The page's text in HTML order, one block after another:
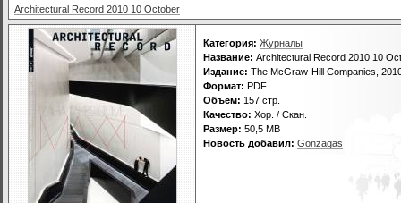
Architectural Record 2010 10 October
Категория: Журналы
Название: Architectural Record 2010 10
Издание: The McGraw-Hill Companies,
Формат: PDF
Объем: 157 стр.
Качество: Хор. / Скан.
Размер: 50,5 MB
Новость добавил: Gonzagas